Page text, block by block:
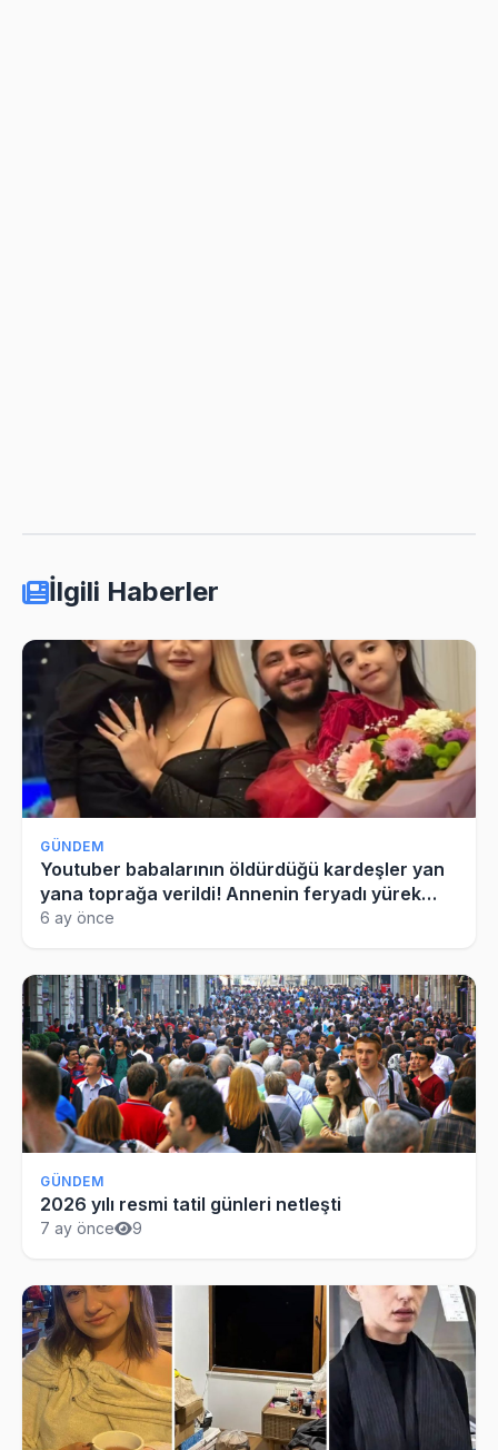
İlgili Haberler
GÜNDEM
Youtuber babalarının öldürdüğü kardeşler yan
yana toprağa verildi! Annenin feryadı yürek
dağladı
6 ay önce
GÜNDEM
2026 yılı resmi tatil günleri netleşti
7 ay önce 9